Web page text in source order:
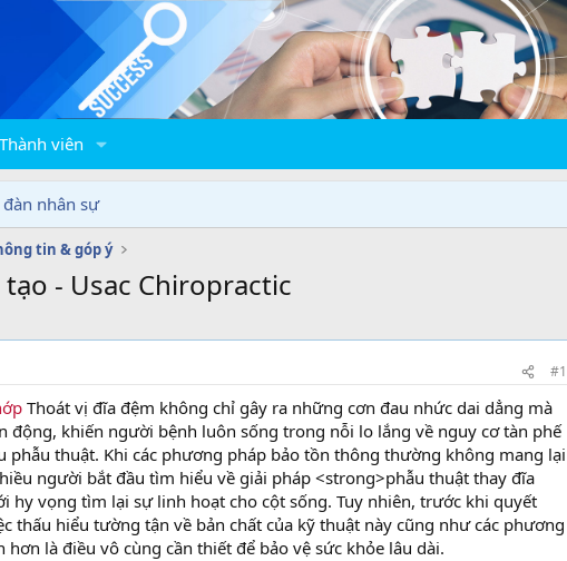
Thành viên
nhân sự
tin & góp ý
- Usac Chiropractic
#1
Thoát vị đĩa đệm không chỉ gây ra những cơn đau nhức dai dẳng mà
động, khiến người bệnh luôn sống trong nỗi lo lắng về nguy cơ tàn phế
phẫu thuật. Khi các phương pháp bảo tồn thông thường không mang lại
người bắt đầu tìm hiểu về giải pháp <strong>phẫu thuật thay đĩa
hy vọng tìm lại sự linh hoạt cho cột sống. Tuy nhiên, trước khi quyết
thấu hiểu tường tận về bản chất của kỹ thuật này cũng như các phương
là điều vô cùng cần thiết để bảo vệ sức khỏe lâu dài.